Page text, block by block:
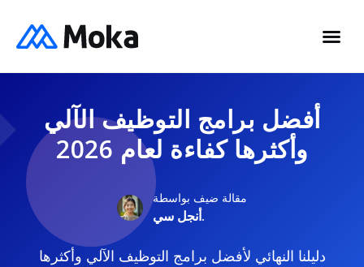
أفضل برامج التوظيف الآلي
وأكثرها كفاءة لعام 2026
مقالة ضيف بواسطة
أنجل سي.
دليلنا النهائي لأفضل برامج التوظيف الآلي وأكثرها